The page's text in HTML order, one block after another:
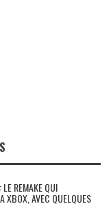
REMAKE QUI
XBOX, AVEC QUELQUES